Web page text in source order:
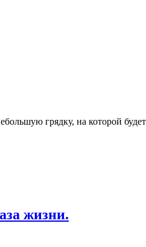
грядку, на которой
жизни.